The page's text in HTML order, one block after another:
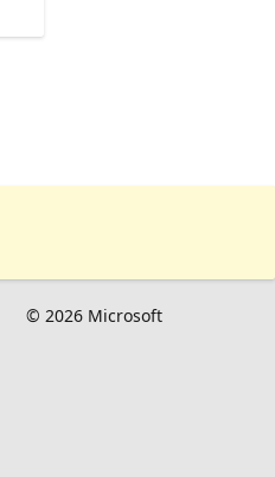
© 2026 Microsoft